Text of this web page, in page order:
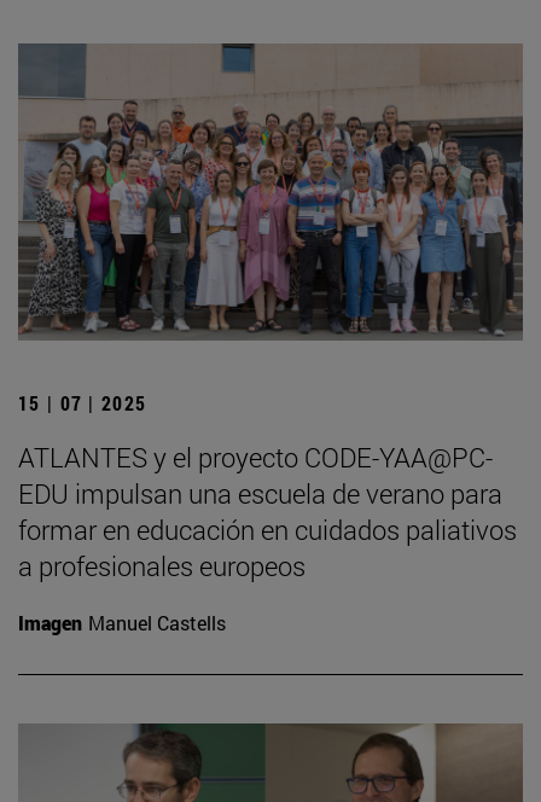
15 | 07 | 2025
ATLANTES y el proyecto CODE-YAA@PC-
EDU impulsan una escuela de verano para
formar en educación en cuidados paliativos
a profesionales europeos
Imagen Manuel Castells